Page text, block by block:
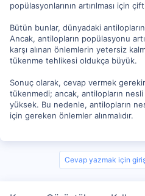
popülasyonlarının artırılması için
Bütün bunlar, dünyadaki
Ancak, antilopların popülasyonu
karşı alınan önlemlerin yetersiz
tükenme tehlikesi oldukça büyük.
Sonuç olarak, cevap vermek
tükenmedi; ancak, antilopların nesli
yüksek. Bu nedenle, antilopların
için gereken önlemler alınmalıdır.
Cevap yazmak için